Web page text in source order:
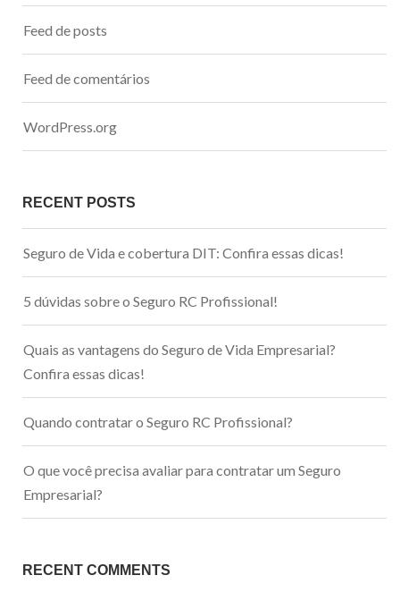
Feed de posts
Feed de comentários
WordPress.org
RECENT POSTS
Seguro de Vida e cobertura DIT: Confira essas dicas!
5 dúvidas sobre o Seguro RC Profissional!
Quais as vantagens do Seguro de Vida Empresarial?
Confira essas dicas!
Quando contratar o Seguro RC Profissional?
O que você precisa avaliar para contratar um Seguro
Empresarial?
RECENT COMMENTS